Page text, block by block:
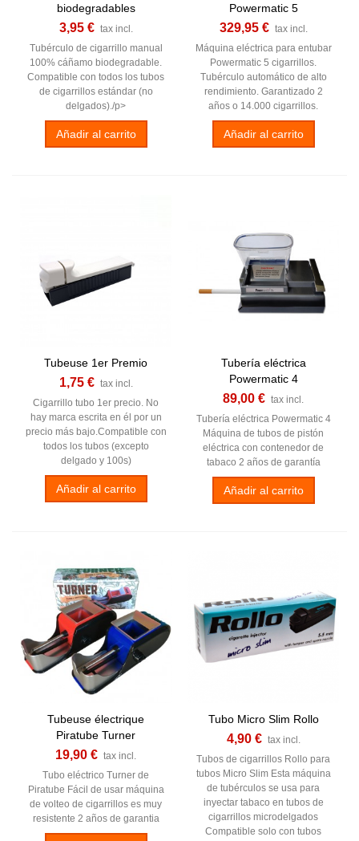
biodegradables
3,95 € tax incl.
Tubérculo de cigarrillo manual
100% cáñamo biodegradable.
Compatible con todos los tubos
de cigarrillos estándar (no
delgados)./p>
Añadir al carrito
Powermatic 5
329,95 € tax incl.
Máquina eléctrica para entubar
Powermatic 5 cigarrillos.
Tubérculo automático de alto
rendimiento. Garantizado 2
años o 14.000 cigarrillos.
Añadir al carrito
Tubeuse 1er Premio
1,75 € tax incl.
Cigarrillo tubo 1er precio. No
hay marca escrita en él por un
precio más bajo.Compatible con
todos los tubos (excepto
delgado y 100s)
Añadir al carrito
Tubería eléctrica
Powermatic 4
89,00 € tax incl.
Tubería eléctrica Powermatic 4
Máquina de tubos de pistón
eléctrica con contenedor de
tabaco 2 años de garantía
Añadir al carrito
Tubeuse électrique
Piratube Turner
19,90 € tax incl.
Tubo eléctrico Turner de
Piratube Fácil de usar máquina
de volteo de cigarrillos es muy
resistente 2 años de garantia
Tubo Micro Slim Rollo
4,90 € tax incl.
Tubos de cigarrillos Rollo para
tubos Micro Slim Esta máquina
de tubérculos se usa para
inyectar tabaco en tubos de
cigarrillos microdelgados
Compatible solo con tubos